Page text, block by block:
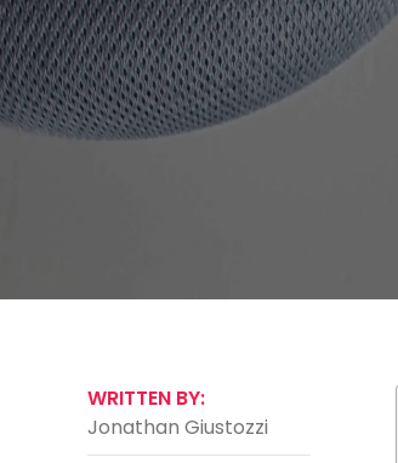
WRITTEN BY:
Jonathan Giustozzi